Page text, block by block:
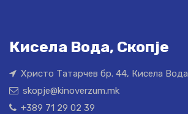
Кисела Вода, Скопје
Христо Татарчев бр. 44, Кисела Вода
skopje@kinoverzum.mk
+389 71 29 02 39